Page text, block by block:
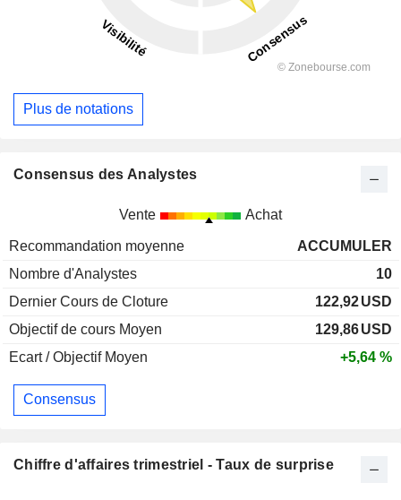
Plus de notations
Consensus des Analystes
Vente Achat
Recommandation moyenne
ACCUMULER
Nombre d'Analystes
10
Dernier Cours de Cloture
122,92USD
Objectif de cours Moyen
129,86USD
Ecart / Objectif Moyen
+5,64 %
Consensus
Chiffre d'affaires trimestriel - Taux de surprise